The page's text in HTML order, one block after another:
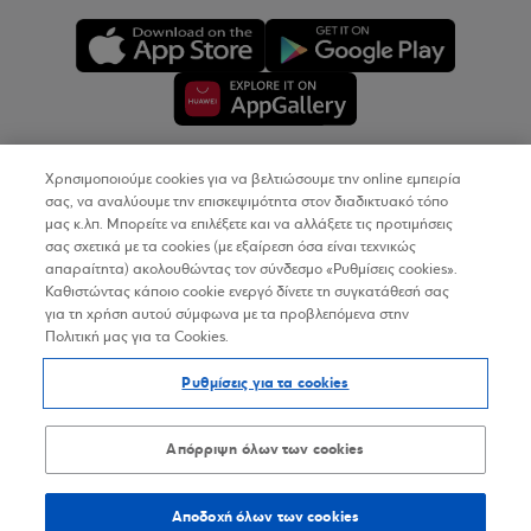
Copyright © 2026
Όροι Χρήσης
Προσωπικά Δεδομένα στον Διαδικτυακό Τόπο
Δήλωση Προσβασιμότητας
Sitemap
Χρησιμοποιούμε cookies για να βελτιώσουμε την online εμπειρία
σας, να αναλύουμε την επισκεψιμότητα στον διαδικτυακό τόπο
μας κ.λπ. Μπορείτε να επιλέξετε και να αλλάξετε τις προτιμήσεις
σας σχετικά με τα cookies (με εξαίρεση όσα είναι τεχνικώς
απαραίτητα) ακολουθώντας τον σύνδεσμο «Ρυθμίσεις cookies».
Καθιστώντας κάποιο cookie ενεργό δίνετε τη συγκατάθεσή σας
για τη χρήση αυτού σύμφωνα με τα προβλεπόμενα στην
Πολιτική μας για τα Cookies.
Ρυθμίσεις για τα cookies
Απόρριψη όλων των cookies
Αποδοχή όλων των cookies